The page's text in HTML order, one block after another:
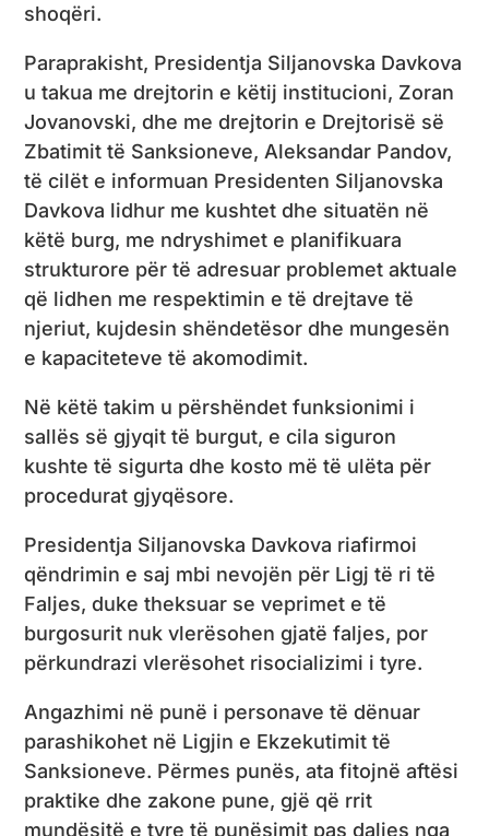
shoqëri.
Paraprakisht, Presidentja Siljanovska Davkova
u takua me drejtorin e këtij institucioni, Zoran
Jovanovski, dhe me drejtorin e Drejtorisë së
Zbatimit të Sanksioneve, Aleksandar Pandov,
të cilët e informuan Presidenten Siljanovska
Davkova lidhur me kushtet dhe situatën në
këtë burg, me ndryshimet e planifikuara
strukturore për të adresuar problemet aktuale
që lidhen me respektimin e të drejtave të
njeriut, kujdesin shëndetësor dhe mungesën
e kapaciteteve të akomodimit.
Në këtë takim u përshëndet funksionimi i
sallës së gjyqit të burgut, e cila siguron
kushte të sigurta dhe kosto më të ulëta për
procedurat gjyqësore.
Presidentja Siljanovska Davkova riafirmoi
qëndrimin e saj mbi nevojën për Ligj të ri të
Faljes, duke theksuar se veprimet e të
burgosurit nuk vlerësohen gjatë faljes, por
përkundrazi vlerësohet risocializimi i tyre.
Angazhimi në punë i personave të dënuar
parashikohet në Ligjin e Ekzekutimit të
Sanksioneve. Përmes punës, ata fitojnë aftësi
praktike dhe zakone pune, gjë që rrit
mundësitë e tyre të punësimit pas daljes nga